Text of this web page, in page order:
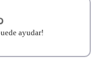
ayudar!